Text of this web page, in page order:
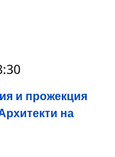
и прожекция
на